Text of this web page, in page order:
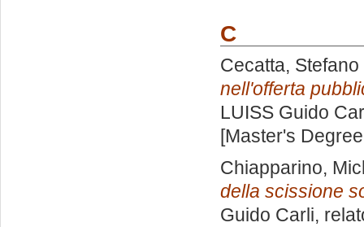
C
Cecatta, Stefano
nell'offerta
LUISS Guido
[Master's
Chiapparino,
della scissione
Guido Carli,